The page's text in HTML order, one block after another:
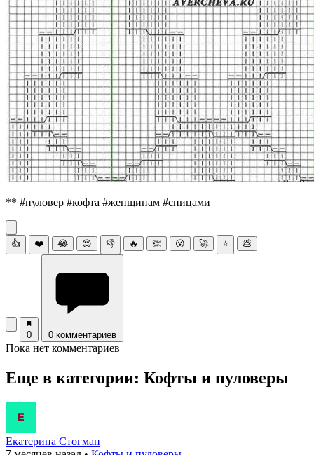
** #пуловер #кофта #женщинам #спицами
👍 ❤️ 😂 😍 👎 🔥 👏 😮 🚀 ⭐ 💩
0 0 комментариев
Пока нет комментариев
Еще в категории: Кофты и пуловеры
Екатерина Стогман